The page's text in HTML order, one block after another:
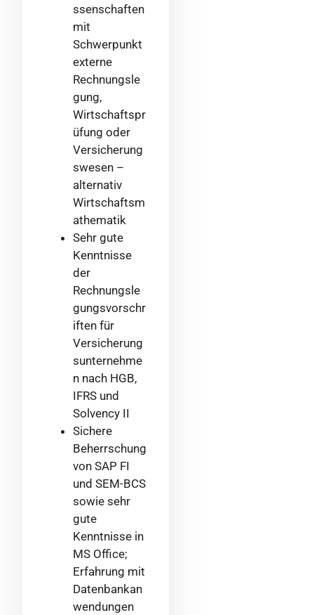
ssenschaften
mit
Schwerpunkt
externe
Rechnungsle
gung,
Wirtschaftspr
üfung oder
Versicherung
swesen –
alternativ
Wirtschaftsm
athematik
Sehr gute
Kenntnisse
der
Rechnungsle
gungsvorschr
iften für
Versicherung
sunternehme
n nach HGB,
IFRS und
Solvency II
Sichere
Beherrschung
von SAP FI
und SEM-BCS
sowie sehr
gute
Kenntnisse in
MS Office;
Erfahrung mit
Datenbankan
wendungen